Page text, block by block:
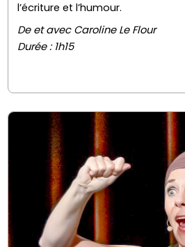
l’écriture et l’humour.
De et avec Caroline Le Flour
Durée : 1h15